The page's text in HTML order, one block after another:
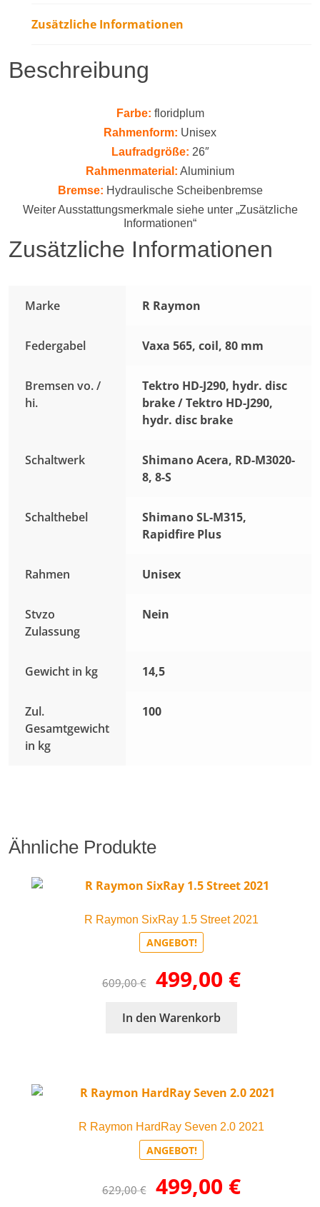
Zusätzliche Informationen
Beschreibung
Farbe: floridplum
Rahmenform: Unisex
Laufradgröße: 26″
Rahmenmaterial: Aluminium
Bremse: Hydraulische Scheibenbremse
Weiter Ausstattungsmerkmale siehe unter „Zusätzliche
Informationen“
Zusätzliche Informationen
Marke R Raymon
Federgabel Vaxa 565, coil, 80 mm
Bremsen vo. /
hi.
Tektro HD-J290, hydr. disc
brake / Tektro HD-J290,
hydr. disc brake
Schaltwerk
Shimano Acera, RD-M3020-
8, 8-S
Schalthebel
Shimano SL-M315,
Rapidfire Plus
Rahmen Unisex
Stvzo
Zulassung
Nein
Gewicht in kg 14,5
Zul.
Gesamtgewicht
in kg
100
Ähnliche Produkte
R Raymon SixRay 1.5 Street 2021
ANGEBOT!
609,00€
Ursprünglicher
Preis
609,00 €
499,00 €Aktueller
In den Warenkorb
R Raymon HardRay Seven 2.0 2021
ANGEBOT!
629,00€
Ursprünglicher
Preis
499,00 €Aktueller